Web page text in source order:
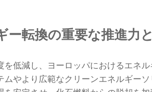
ー転換の重要な推進力
低減し、ヨーロッパにおけるエネ
ムやより広範なクリーンエネルギー